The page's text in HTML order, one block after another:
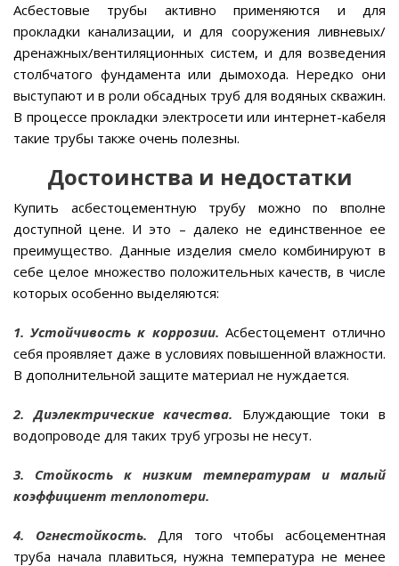
Асбестовые трубы активно применяются и для
прокладки канализации, и для сооружения ливневых/
дренажных/вентиляционных систем, и для возведения
столбчатого фундамента или дымохода. Нередко они
выступают и в роли обсадных труб для водяных скважин.
В процессе прокладки электросети или интернет-кабеля
такие трубы также очень полезны.
Достоинства и недостатки
Купить асбестоцементную трубу можно по вполне
доступной цене. И это – далеко не единственное ее
преимущество. Данные изделия смело комбинируют в
себе целое множество положительных качеств, в числе
которых особенно выделяются:
1. Устойчивость к коррозии. Асбестоцемент отлично
себя проявляет даже в условиях повышенной влажности.
В дополнительной защите материал не нуждается.
2. Диэлектрические качества. Блуждающие токи в
водопроводе для таких труб угрозы не несут.
3. Стойкость к низким температурам и малый
коэффициент теплопотери.
4. Огнестойкость. Для того чтобы асбоцементная
труба начала плавиться, нужна температура не менее